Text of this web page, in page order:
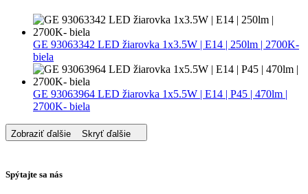
GE 93063342 LED žiarovka 1x3.5W | E14 | 250lm | 2700K-
biela
GE 93063964 LED žiarovka 1x5.5W | E14 | P45 | 470lm |
2700K- biela
Zobraziť ďalšie Skryť ďalšie
Spýtajte sa nás